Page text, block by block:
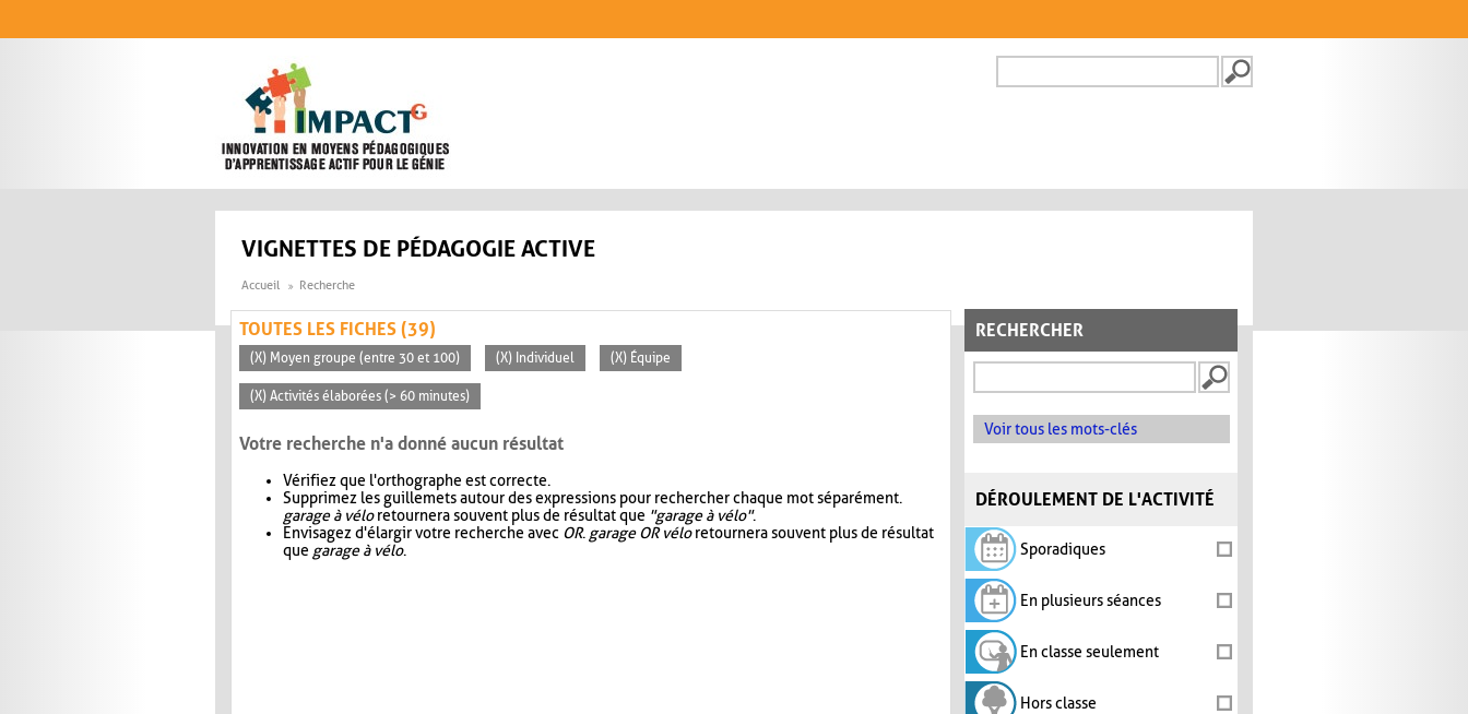
FORMULAIRE DE
VIGNETTES DE PÉDAGOGIE ACTIVE
Accueil Recherche
RECHERCHER
Voir tous les mots-clés
DÉROULEMENT DE L'ACTIVITÉ
Sporadiques
En plusieurs séances
En classe seulement
Hors classe
TOUTES LES FICHES (39)
(X) Moyen groupe (entre 30 et 100) (X) Individuel (X) Équipe
(X) Activités élaborées (> 60 minutes)
Votre recherche n'a donné aucun résultat
Vérifiez que l'orthographe est correcte.
Supprimez les guillemets autour des expressions pour rechercher chaque mot séparément.
garage à véloretournera souvent plus de résultat que "garage à vélo".
Envisagez d'élargir votre recherche avec OR. garage OR véloretournera souvent plus de résultat
que garage à vélo.